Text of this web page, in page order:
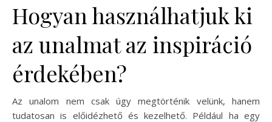
Hogyan használhatjuk ki
az unalmat az inspiráció
érdekében?
Az unalom nem csak úgy megtörténik velünk, hanem
tudatosan is előidézhető és kezelhető. Például ha egy